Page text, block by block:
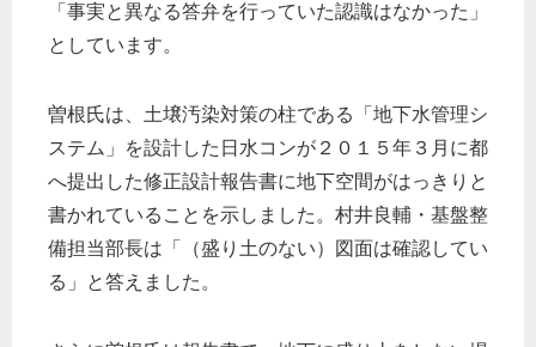
「事実と異なる答弁を行っていた認識はなかった」
としています。
曽根氏は、土壌汚染対策の柱である「地下水管理シ
ステム」を設計した日水コンが２０１５年３月に都
へ提出した修正設計報告書に地下空間がはっきりと
書かれていることを示しました。村井良輔・基盤整
備担当部長は「（盛り土のない）図面は確認してい
る」と答えました。